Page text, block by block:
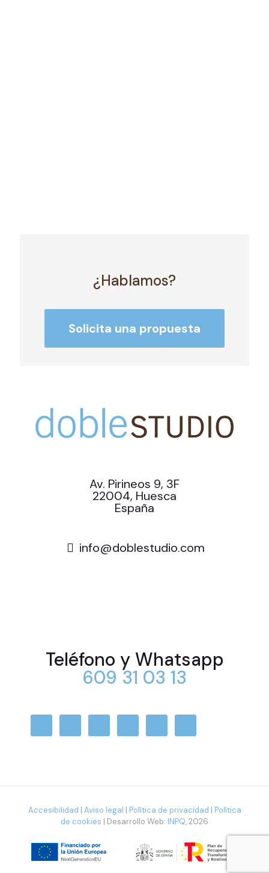
¿Hablamos?
Solicita una propuesta
Av. Pirineos 9, 3F
22004, Huesca
España
info@doblestudio.com
Teléfono y Whatsapp
609 31 03 13
Accesibilidad | Aviso legal | Política de privacidad | Política
de cookies | Desarrollo Web: INPQ, 2026